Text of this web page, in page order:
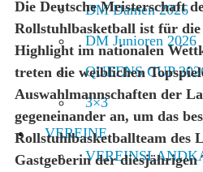
DM Damen 2026
DM Junioren 2026
QUEENS CUP
3×3
VEREINE
Die Deutsche Meisterschaft
Rollstuhlbasketball ist für
Highlight im nationalen
treten die weiblichen
Auswahlmannschaften der
gegeneinander an, um das
Rollstuhlbasketballteam des
Gastgeberin der